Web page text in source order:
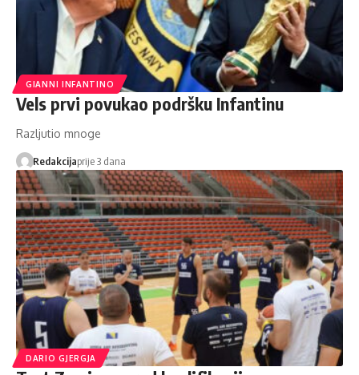
GIANNI INFANTINO
Vels prvi povukao podršku Infantinu
Razljutio mnoge
Redakcijaprije 3 dana
DARIO GJERGJA